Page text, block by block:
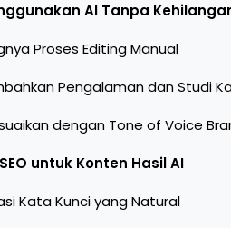
AI Tanpa
Proses Editing Manual
Pengalaman dan Studi
dengan Tone of Voice
untuk Konten Hasil AI
Kata Kunci yang Natural